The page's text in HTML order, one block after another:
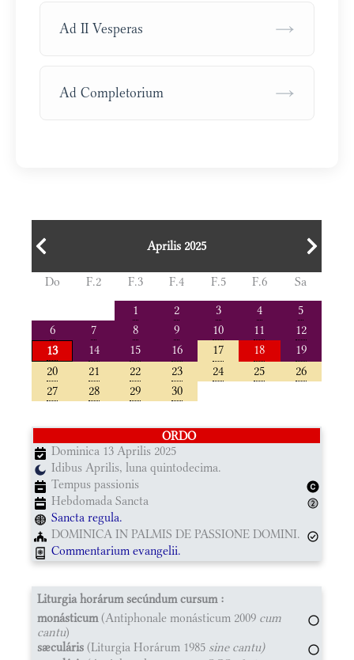
Ad II Vesperas →
Ad Completorium →
Aprilis 2025
Do F.2 F.3 F.4 F.5 F.6
Sa
1
2 3 4
5
6
7 8 9 10 11
12
13
14 15 16 17 18
19
20
21 22 23 24 25
26
27
28 29 30
ORDO
Dominica 13 Aprilis 2025
Idibus Aprilis, luna quintodecima.
Tempus passionis
Hebdomada Sancta
Sancta regula.
DOMINICA IN PALMIS DE PASSIONE DOMINI.
Commentarium evangelii.
Liturgia horárum secúndum cursum :
monásticum(Antiphonale monásticum 2009 cum
cantu)
sæculáris (Liturgia Horárum 1985 sine cantu)